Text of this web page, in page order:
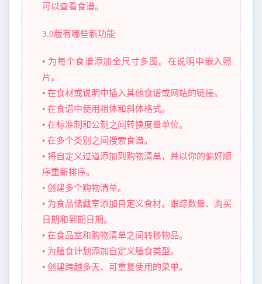
可以查看食谱。
3.0版有哪些新功能
• 为每个食谱添加全尺寸多图。在说明中嵌入照
片。
• 在食材或说明中插入其他食谱或网站的链接。
• 在食谱中使用粗体和斜体格式。
• 在标准制和公制之间转换度量单位。
• 在多个类别之间搜索食谱。
• 将自定义过道添加到购物清单，并以你的偏好顺
序重新排序。
• 创建多个购物清单。
• 为食品储藏室添加自定义食材。跟踪数量、购买
日期和到期日期。
• 在食品室和购物清单之间转移物品。
• 为膳食计划添加自定义膳食类型。
• 创建跨越多天、可重复使用的菜单。